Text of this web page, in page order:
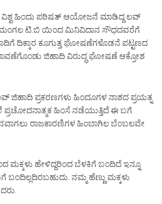
ಹಿಂದು ಪರಿಷತ್ ಆಯೋಜನೆ ಮಾಡಿದ್ದ ಲವ್
ಟಿ.ಬಿ ಯಿಂದ ಮಿನಿವಿದಾನ ಸೌಧದವರೆಗೆ
ದಿಕ್ಕಾರ ಕೂಗುತ್ತ ಘೋಷಣೆಗಳೊಡನೆ ಪಟ್ಟಣದ
ಜಿಹಾದಿ ವಿರುದ್ಧ ಘೋಷಣೆ ಆಕ್ರೋಶ
ಜಿಹಾದಿ ಪ್ರಕರಣಗಳು ಹಿಂದೂಗಳ ನಾಶದ ಪ್ರಯತ್ನ
ಪ್ರಚೋದನಾತ್ಮಕ ಹಿಂಸೆ ನಡೆಯುತ್ತಿದೆ ಈ ಬಗೆ
ರಾಜಕಾರಣಿಗಳ ಹಿಂಬಾಗಿಲ ಬೆಂಬಲವೇ
ಮಕ್ಕಳು ಹೇಳಿದ್ದರಿಂದ ಬೆಳಕಿಗೆ ಬಂದಿದೆ ಇನ್ನೂ
ನಮ್ಮ ಹೆಣ್ಣು ಮಕ್ಕಳು